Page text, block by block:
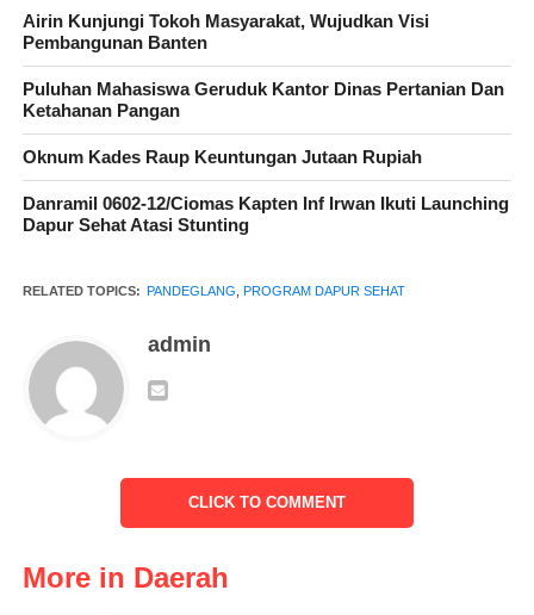
aktif dalam mewujudkan program DASHAT.
“Apresiasi ini, diberikan atas dukungan dan kerja keras Blud Upt
Puskesmas Kecamatan Panimbang serta Korluh Bkkbn dalam
menyelenggarakan program DASHAT di Kampung Cipanon.
Begitu juga kepada seluruh perangkat kampung dan penyuluh
serta bidan desa,” ucap H. Astaka.
Ditempat yang sama Masduki selaku Korluh Bkkbn Kecamatan
Panimbang Menurutnya, DASHAT bukan sekadar memberikan
makanan bergizi kepada anak-anak yang mengalami stunting,
Airin Kunjungi Tokoh Masyarakat, Wujudkan Visi
Pembangunan Banten
Puluhan Mahasiswa Geruduk Kantor Dinas Pertanian Dan
Ketahanan Pangan
Oknum Kades Raup Keuntungan Jutaan Rupiah
Danramil 0602-12/Ciomas Kapten Inf Irwan Ikuti Launching
Dapur Sehat Atasi Stunting
RELATED TOPICS: PANDEGLANG PROGRAM DAPUR SEHAT
admin
CLICK TO COMMENT
More in Daerah